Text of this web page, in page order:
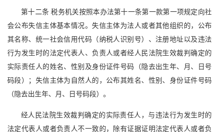
第十二条 税务机关按照本办法第十一条第一款第一项规定向社
会公布失信主体基本情况。失信主体为法人或者其他组织的，公布
其名称、统一社会信用代码（纳税人识别号）、注册地址以及违法
行为发生时的法定代表人、负责人或者经人民法院生效裁判确定的
实际责任人的姓名、性别及身份证件号码（隐去出生年、月、日号
码段）；失信主体为自然人的，公布其姓名、性别、身份证件号码
（隐去出生年、月、日号码段）。
经人民法院生效裁判确定的实际责任人，与违法行为发生时的
法定代表人或者负责人不一致的，除有证据证明法定代表人或者负